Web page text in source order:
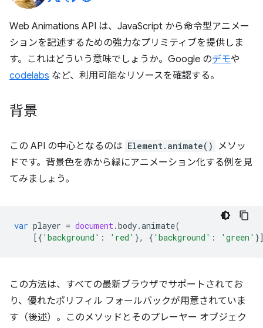
Web Animations API は、JavaScript から命令型アニメー
ションを記述するための強力なプリミティブを提供しま
す。これはどういう意味でしょうか。Google のデモや
codelabs など、利用可能なリソースを確認する。
背景
この API の中心となるのは Element.animate()
メソッ
ドです。背景色を赤から緑にアニメーション化する例を見
てみましょう。
var player = document.body.animate(
[{ 'background' : 'red' }, { 'background' : 'green'
この方法は、すべての最新ブラウザでサポートされてお
り、優れたポリフィル フォールバックが用意されていま
す（後述）。このメソッドとそのプレーヤー オブジェク